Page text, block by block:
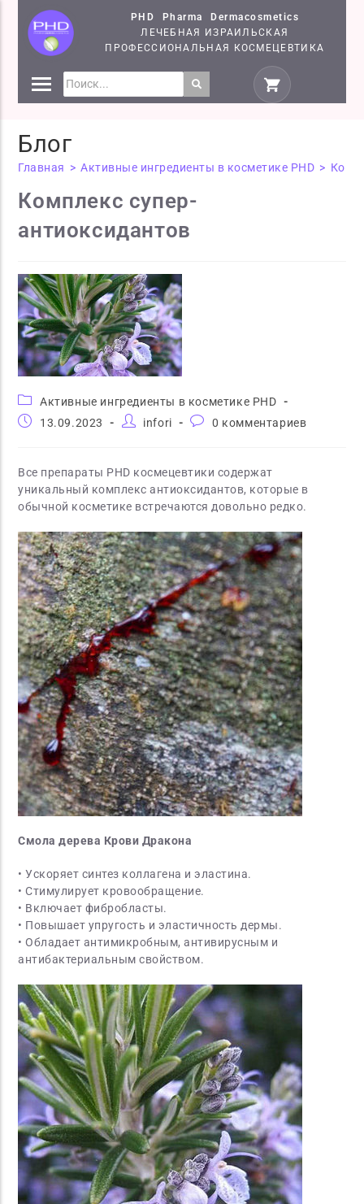
PHD Pharma Dermacosmetics
ЛЕЧЕБНАЯ ИЗРАИЛЬСКАЯ
ПРОФЕССИОНАЛЬНАЯ КОСМЕЦЕВТИКА
КОСМЕЦЕВТИКИ PHD
СЕМІНАРИ
Блог
Главная > Активные ингредиенты в косметике PHD >
Комплекс супер-
антиоксидантов
Активные ингредиенты в косметике PHD
13.09.2023
infori 0 комментариев
Все препараты PHD космецевтики содержат
уникальный комплекс антиоксидантов, которые в
обычной косметике встречаются довольно редко.
Смола дерева Крови Дракона
• Ускоряет синтез коллагена и эластина.
• Стимулирует кровообращение.
• Включает фибробласты.
• Повышает упругость и эластичность дермы.
• Обладает антимикробным, антивирусным и
антибактериальным свойством.